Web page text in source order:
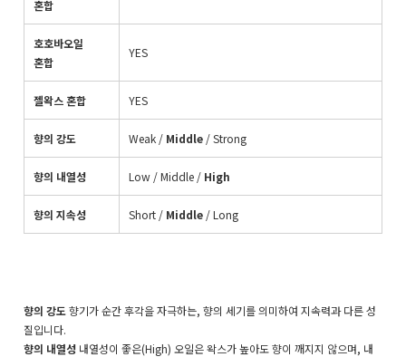
혼합
호호바오일
혼합
YES
젤왁스 혼합 YES
향의 강도 Weak / Middle /Strong
향의 내열성 Low /Middle / High
향의 지속성 Short / Middle / Long
향의 강도향기가 순간 후각을 자극하는, 향의 세기를 의미하여 지속력과 다른 성
질입니다.
향의 내열성 내열성이 좋은(High) 오일은 왁스가 높아도 향이 깨지지 않으며, 내